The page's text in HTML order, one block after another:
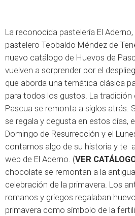
La reconocida pastelería El
pastelero Teobaldo Méndez de
nuevo catálogo de Huevos de
vuelven a sorprender por el
que aborda una temática clásica
para todos los gustos. La tradición
Pascua se remonta a siglos atrás.
se regala y degusta en estos días,
Domingo de Resurrección y el
contamos algo de su historia y te
web de El Aderno. (VER
chocolate se remontan a la
celebración de la primavera. Los
romanos y griegos regalaban
primavera como símbolo de la